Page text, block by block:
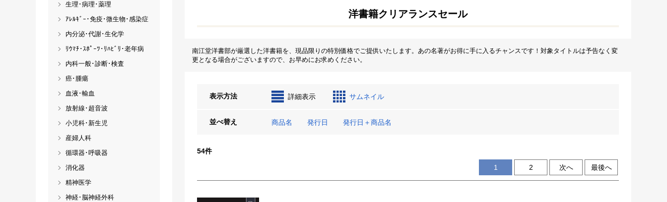
洋書籍クリアランスセール
南江堂洋書部が厳選した洋書籍を、現品限りの特別価格でご提供いたします。あの名著がお得に手に入るチャンスです！対象タイトルは予告なく変
更となる場合がございますので、お早めにお求めください。
表示方法 詳細表示 サムネイル
並べ替え 商品名 発行日 発行日＋商品名
54件
1 2 次へ 最後へ
生理･病理･薬理
ｱﾚﾙｷﾞｰ･免疫･微生物･感染症
内分泌･代謝･生化学
ﾘｳﾏﾁ･ｽﾎﾟｰﾂ･ﾘﾊﾋﾞﾘ･老年病
内科一般･診断･検査
癌･腫瘍
血液･輸血
放射線･超音波
小児科･新生児
産婦人科
循環器･呼吸器
消化器
精神医学
神経･脳神経外科